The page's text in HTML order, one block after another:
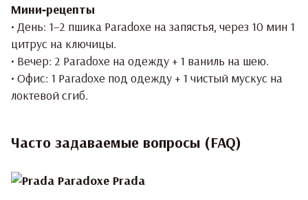
Мини‑рецепты
• День: 1–2 пшика Paradoxe на запястья, через 10 мин 1
цитрус на ключицы.
• Вечер: 2 Paradoxe на одежду + 1 ваниль на шею.
• Офис: 1 Paradoxe под одежду + 1 чистый мускус на
локтевой сгиб.
Часто задаваемые вопросы (FAQ)